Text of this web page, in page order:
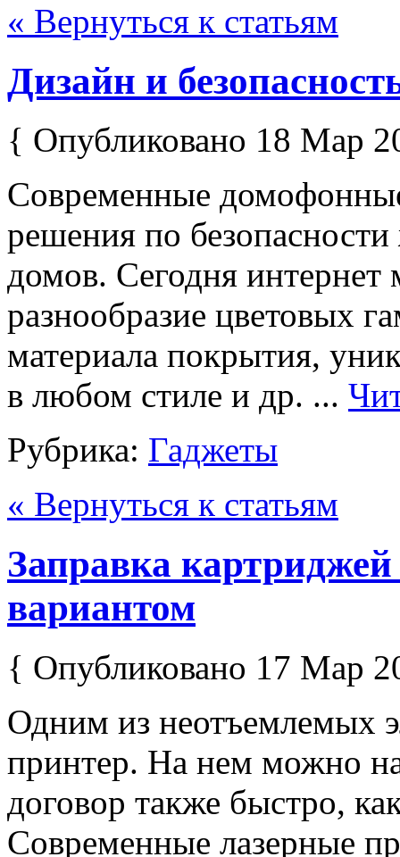
« Вернуться к статьям
Дизайн и
{ Опубликовано 18 Мар
Современные
решения по
домов. Сегодня
разнообразие цветовых
материала покрытия,
в любом стиле и др. ...
Рубрика: Гаджеты
« Вернуться к статьям
Заправка
вариантом
{ Опубликовано 17 Мар
Одним из неотъемлемых
принтер. На нем можно
договор также быстро,
Современные лазерные